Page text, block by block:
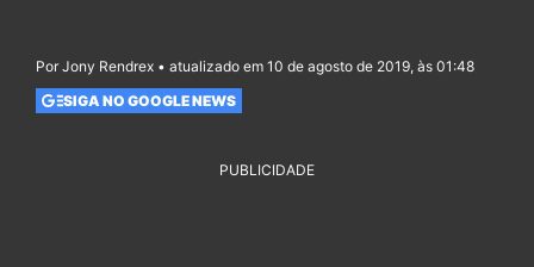
Por Jony Rendrex • atualizado em 10 de agosto de 2019, às 01:48
SIGA NO GOOGLE NEWS
PUBLICIDADE